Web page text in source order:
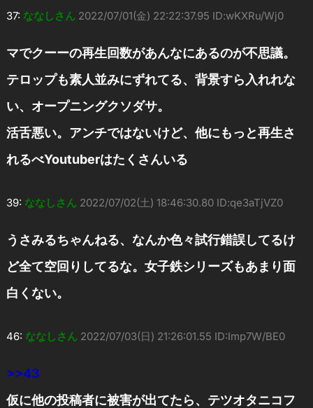
37: ななしさん 2022/07/01(金) 22:22:37.95 ID:wKXRu/Wj0
マでクーーの再生回数があんなにあるのが不思議。
テロップも素人並みにずれてる、背景すら入れれな
い、オープニングクソダサ。
活舌悪い。アンチではないけど、他にもっと再生さ
れるべYoutuberはたくさんいる
39: ななしさん 2022/07/02(土) 18:46:30.80 ID:qe3aTjVZ0
うさみるちゃんねる、なんか色々試行錯誤してるけ
ど全て空回りしてるな。女子鉄シリーズもあまり面
白くない。
46: ななしさん 2022/07/03(日) 21:26:01.55 ID:Imp7W/BE0
>>43
仮に他の投稿者に被害が出てたら、テツオタニコフ